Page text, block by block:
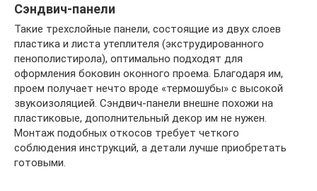
Сэндвич-панели
Такие трехслойные панели, состоящие из двух слоев
пластика и листа утеплителя (экструдированного
пенополистирола), оптимально подходят для
оформления боковин оконного проема. Благодаря им,
проем получает нечто вроде «термошубы» с высокой
звукоизоляцией. Сэндвич-панели внешне похожи на
пластиковые, дополнительный декор им не нужен.
Монтаж подобных откосов требует четкого
соблюдения инструкций, а детали лучше приобретать
готовыми.